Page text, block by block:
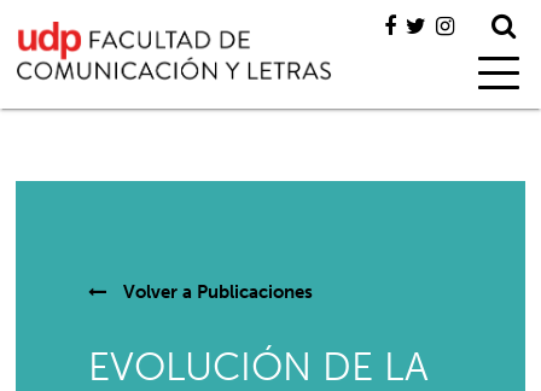
Volver a Publicaciones
EVOLUCIÓN DE LA